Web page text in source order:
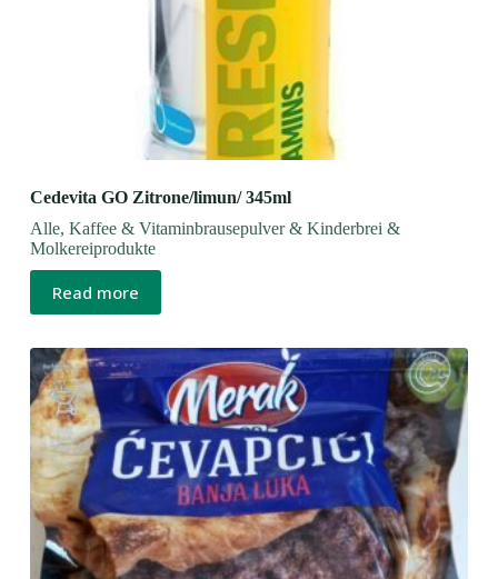
Cedevita GO Zitrone/limun/ 345ml
Alle, Kaffee & Vitaminbrausepulver & Kinderbrei &
Molkereiprodukte
Read more